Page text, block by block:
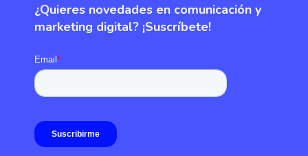
¿Quieres novedades en comunicación y
marketing digital? ¡Suscríbete!